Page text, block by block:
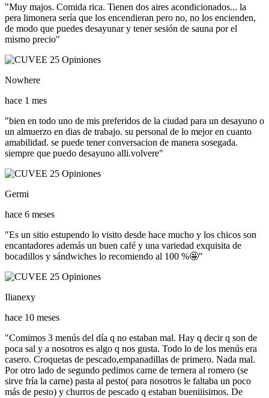
"Muy majos. Comida rica. Tienen dos aires acondicionados... la
pera limonera sería que los encendieran pero no, no los encienden,
de modo que puedes desayunar y tener sesión de sauna por el
mismo precio"
Nowhere
hace 1 mes
"bien en todo uno de mis preferidos de la ciudad para un desayuno o
un almuerzo en dias de trabajo. su personal de lo mejor en cuanto
amabilidad. se puede tener conversacion de manera sosegada.
siempre que puedo desayuno alli.volvere"
Germi
hace 6 meses
"Es un sitio estupendo lo visito desde hace mucho y los chicos son
encantadores además un buen café y una variedad exquisita de
bocadillos y sándwiches lo recomiendo al 100 %🤩"
Ilianexy
hace 10 meses
"Comimos 3 menús del día q no estaban mal. Hay q decir q son de
poca sal y a nosotros es algo q nos gusta. Todo lo de los menús era
casero. Croquetas de pescado,empanadillas de primero. Nada mal.
Por otro lado de segundo pedimos carne de ternera al romero (se
sirve fría la carne) pasta al pesto( para nosotros le faltaba un poco
más de pesto) y churros de pescado q estaban bueniiisimos. De